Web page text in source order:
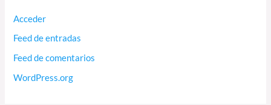
Acceder
Feed de entradas
Feed de comentarios
WordPress.org